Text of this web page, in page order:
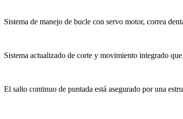
Sistema de manejo de bucle con servo motor, correa
Sistema actualizado de corte y movimiento integrado
El salto continuo de puntada está asegurado por una